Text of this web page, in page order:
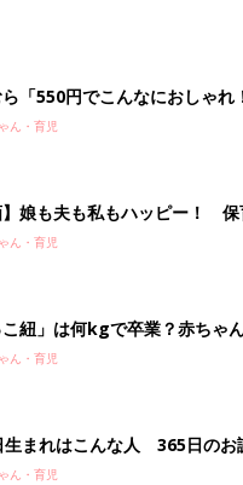
ら「550円でこんなにおしゃ
りトップス4選
ん・育児
】娘も夫も私もハッピー！
育て ＃92』
ん・育児
こ紐」は何kgで卒業？赤ちゃ
ん・育児
生まれはこんな人 365日のお
ん・育児